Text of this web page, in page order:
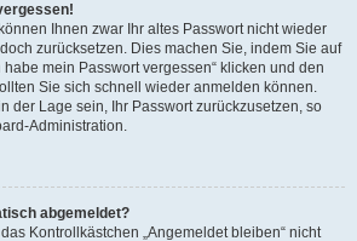
Ihnen zwar Ihr altes Passwort nicht wieder
zurücksetzen. Dies machen Sie, indem Sie auf
habe mein Passwort vergessen“ klicken und den
Sie sich schnell wieder anmelden können.
der Lage sein, Ihr Passwort zurückzusetzen, so
Administration.
abgemeldet?
Kontrollkästchen „Angemeldet bleiben“ nicht